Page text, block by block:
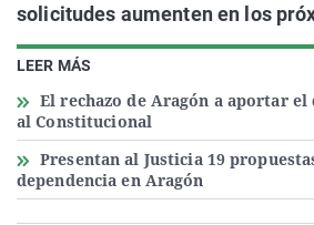
LEER MÁS
El rechazo de Aragón a aportar el
al Constitucional
Presentan al Justicia 19
dependencia en Aragón
solicitudes aumenten en los